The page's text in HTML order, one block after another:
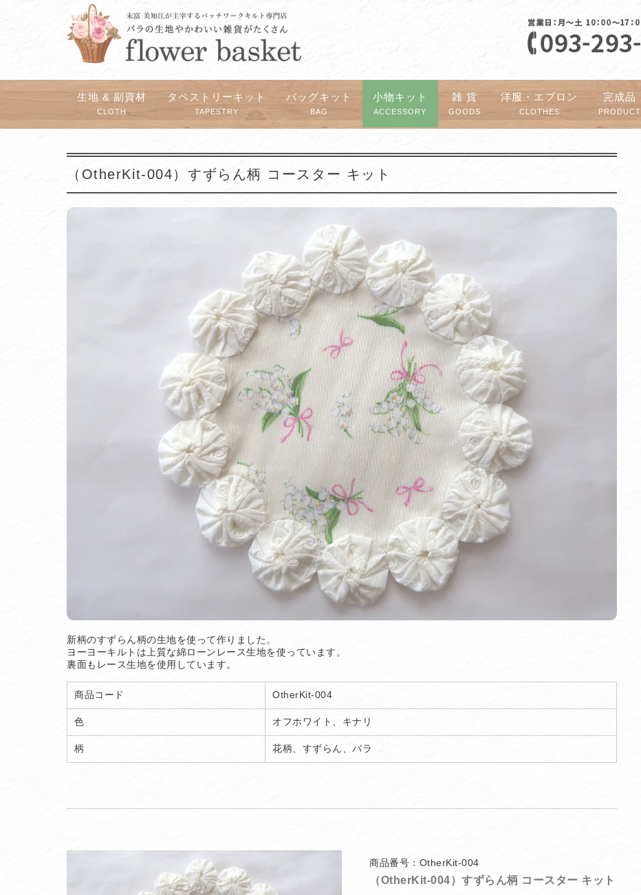
生地 & 副資材
CLOTH
タペストリーキット
TAPESTRY
バッグキット
BAG
小物キット
ACCESSORY
雑 貨
GOODS
洋服・エプロン
CLOTHES
完成品
PRODUCT
（OtherKit-004）すずらん柄 コースター キット
新柄のすずらん柄の生地を使って作りました。
ヨーヨーキルトは上質な綿ローンレース生地を使っています。
裏面もレース生地を使用しています。
商品コード OtherKit-004
色 オフホワイト、キナリ
柄 花柄、すずらん、バラ
商品番号：OtherKit-004
（OtherKit-004）すずらん柄 コースター キット